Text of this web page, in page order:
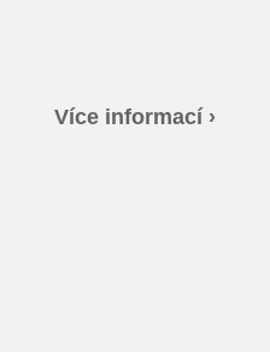
Více informací ›